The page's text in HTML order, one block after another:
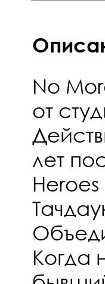
No
от
лет
Когда